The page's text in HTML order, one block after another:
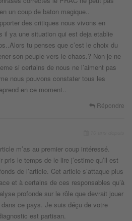
un coup de baton magique..
des critiques nous vivons en
il ya une situation qui est deja etablie
tu penses que c’est le choix du
son peuple vers le chaos.? Non je ne
si certains de nous ne l’aiment pas
nous pouvons constater tous les
en ce moment..
Répondre
m’as au premier coup intéressé.
pris le temps de le lire j’estime qu’il est
de l’article. Cet article s’attaque plus
et à certains de ces responsables qu’à
profonde sur le rôle que devrait jouer
ce pays. Je suis déçu de votre
est partisan.